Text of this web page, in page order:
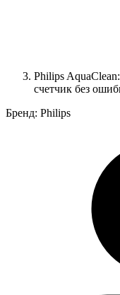
Philips
счетчик без
Бренд: Philips